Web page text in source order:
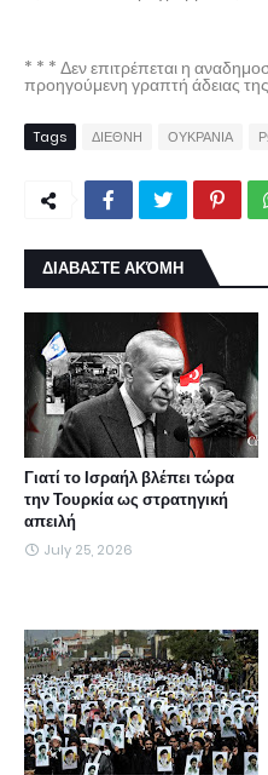
* * * Δεν επιτρέπεται η
προηγούμενη γραπτή άδειας
Tags ΔΙΕΘΝΗ ΟΥΚΡΑΝΙΑ
ΔΙΑΒΑΣΤΕ ΑΚΌΜΗ
Γιατί το Ισραήλ βλέπει τώρα
την Τουρκία ως στρατηγική
απειλή
July 25, 2026